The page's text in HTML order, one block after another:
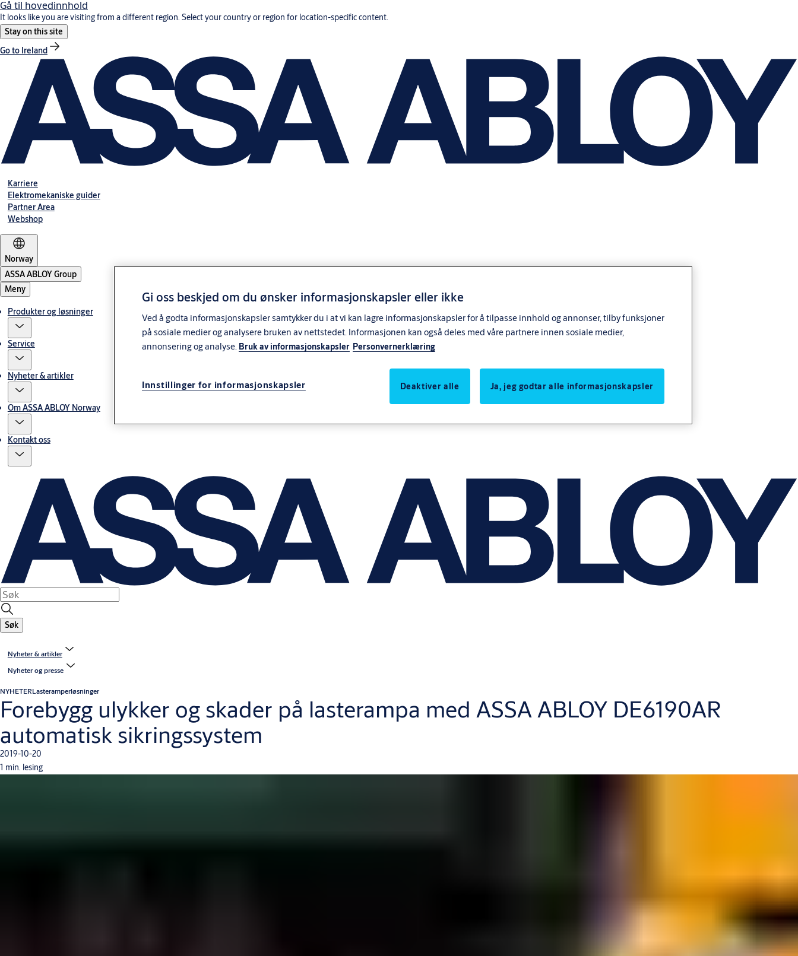
Gå til hovedinnhold
It looks like you are visiting from a different region. Select your country or region for location-specific content.
Stay on this site
Go to Ireland
Karriere
Elektromekaniske guider
Partner Area
Webshop
Norway
ASSA ABLOY Group
Meny
Produkter og løsninger
Service
Nyheter & artikler
Om ASSA ABLOY Norway
Kontakt oss
Søk
Nyheter & artikler
Nyheter og presse
NYHETERLasteramperløsninger
Forebygg ulykker og skader på lasterampa med ASSA ABLOY DE6190AR
automatisk sikringssystem
2019-10-20
1 min. lesing
Gi oss beskjed om du ønsker informasjonskapsler eller ikke
Ved å godta informasjonskapsler samtykker du i at vi kan lagre informasjonskapsler for å tilpasse innhold og annonser, tilby funksjoner
på sosiale medier og analysere bruken av nettstedet. Informasjonen kan også deles med våre partnere innen sosiale medier,
annonsering og analyse. Bruk av informasjonskapsler Personvernerklæring
Innstillinger for informasjonskapsler Deaktiver alle Ja, jeg godtar alle informasjonskapsler